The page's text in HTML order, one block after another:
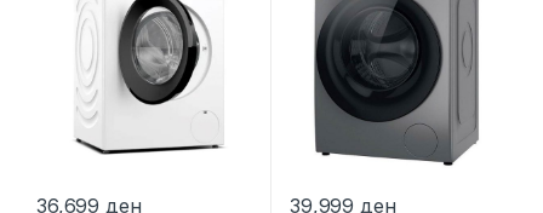
36,699ден 39,999ден